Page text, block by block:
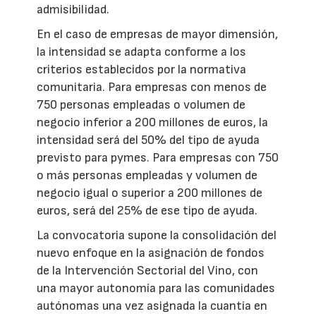
admisibilidad.
En el caso de empresas de mayor dimensión,
la intensidad se adapta conforme a los
criterios establecidos por la normativa
comunitaria. Para empresas con menos de
750 personas empleadas o volumen de
negocio inferior a 200 millones de euros, la
intensidad será del 50% del tipo de ayuda
previsto para pymes. Para empresas con 750
o más personas empleadas y volumen de
negocio igual o superior a 200 millones de
euros, será del 25% de ese tipo de ayuda.
La convocatoria supone la consolidación del
nuevo enfoque en la asignación de fondos
de la Intervención Sectorial del Vino, con
una mayor autonomía para las comunidades
autónomas una vez asignada la cuantía en